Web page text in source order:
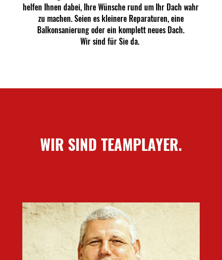
helfen Ihnen dabei, Ihre Wünsche rund um Ihr Dach wahr
zu machen. Seien es kleinere Reparaturen, eine
Balkonsanierung oder ein komplett neues Dach.
Wir sind für Sie da.
WIR SIND TEAMPLAYER.